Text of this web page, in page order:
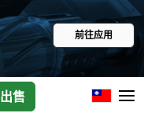
前往应用
出售